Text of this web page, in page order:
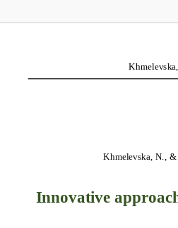
Khmelevska, N.,
Innovative